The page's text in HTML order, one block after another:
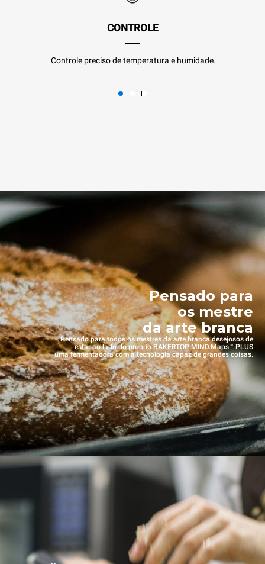
CONTROLE
Controle preciso de temperatura e humidade.
Pensado para
os mestre
da arte branca
Pensado para todos os mestres da arte branca desejosos de
estar ao lado do próprio BAKERTOP MIND.Maps™ PLUS
uma fermentadora com a tecnologia capaz de grandes coisas.